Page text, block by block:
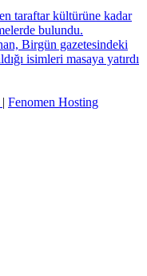
| Fenomen Hosting